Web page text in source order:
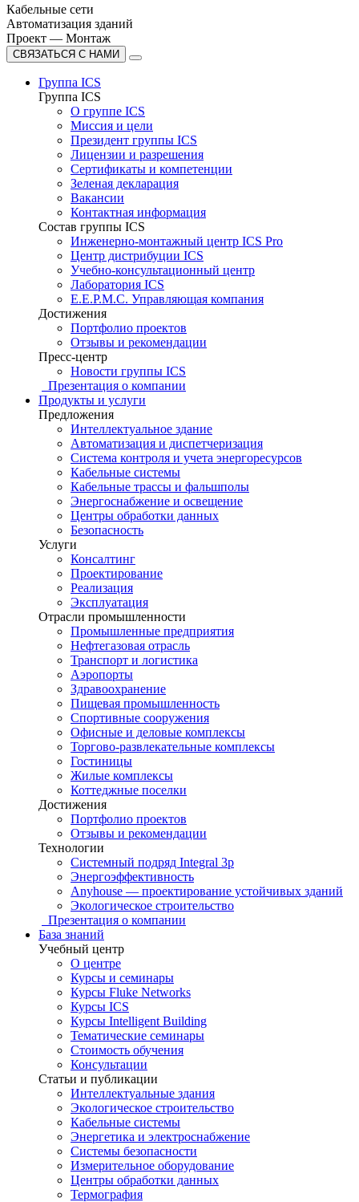
Кабельные сети
Автоматизация зданий
Проект — Монтаж
СВЯЗАТЬСЯ С НАМИ
Группа ICS
Группа ICS
О группе ICS
Миссия и цели
Президент группы ICS
Лицензии и разрешения
Сертификаты и компетенции
Зеленая декларация
Вакансии
Контактная информация
Состав группы ICS
Инженерно-монтажный центр ICS Pro
Центр дистрибуции ICS
Учебно-консультационный центр
Лаборатория ICS
E.E.P.M.C. Управляющая компания
Достижения
Портфолио проектов
Отзывы и рекомендации
Пресс-центр
Новости группы ICS
Презентация о компании
Продукты и услуги
Предложения
Интеллектуальное здание
Автоматизация и диспетчеризация
Система контроля и учета энергоресурсов
Кабельные системы
Кабельные трассы и фальшполы
Энергоснабжение и освещение
Центры обработки данных
Безопасность
Услуги
Консалтинг
Проектирование
Реализация
Эксплуатация
Отрасли промышленности
Промышленные предприятия
Нефтегазовая отрасль
Транспорт и логистика
Аэропорты
Здравоохранение
Пищевая промышленность
Спортивные сооружения
Офисные и деловые комплексы
Торгово-развлекательные комплексы
Гостиницы
Жилые комплексы
Коттеджные поселки
Достижения
Портфолио проектов
Отзывы и рекомендации
Технологии
Системный подряд Integral 3p
Энергоэффективность
Anyhouse — проектирование устойчивых зданий
Экологическое строительство
Презентация о компании
База знаний
Учебный центр
О центре
Курсы и семинары
Курсы Fluke Networks
Курсы ICS
Курсы Intelligent Building
Тематические семинары
Стоимость обучения
Консультации
Статьи и публикации
Интеллектуальные здания
Экологическое строительство
Кабельные системы
Энергетика и электроснабжение
Системы безопасности
Измерительное оборудование
Центры обработки данных
Термография